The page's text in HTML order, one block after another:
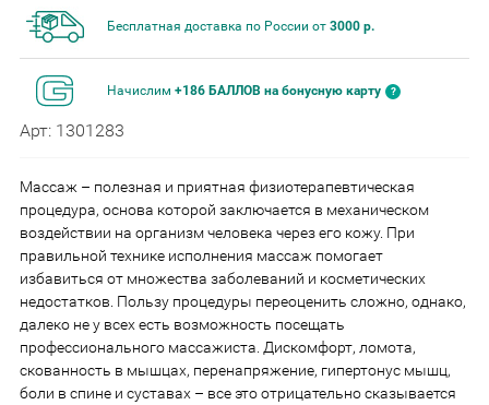
Бесплатная доставка по России от 3000 р.
Начислим +186 БАЛЛОВ на бонусную карту
Арт: 1301283
Массаж – полезная и приятная физиотерапевтическая
процедура, основа которой заключается в механическом
воздействии на организм человека через его кожу. При
правильной технике исполнения массаж помогает
избавиться от множества заболеваний и косметических
недостатков. Пользу процедуры переоценить сложно, однако,
далеко не у всех есть возможность посещать
профессионального массажиста. Дискомфорт, ломота,
скованность в мышцах, перенапряжение, гипертонус мышц,
боли в спине и суставах – все это отрицательно сказывается